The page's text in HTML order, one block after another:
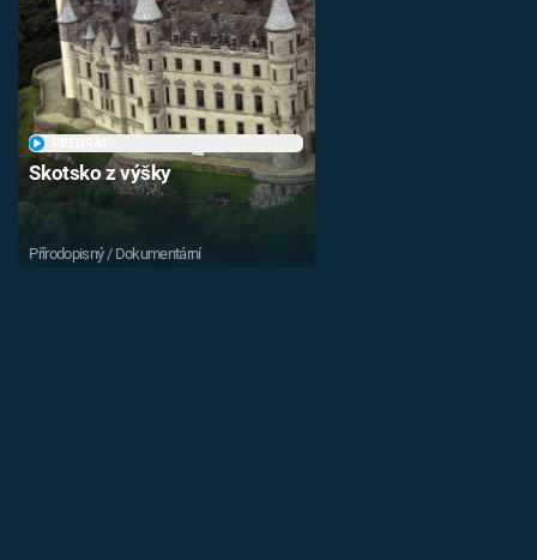
Skotsko z výšky
Přírodopisný / Dokumentární